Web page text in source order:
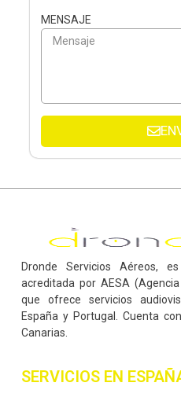
MENSAJE
Dronde Servicios Aéreos,
acreditada por AESA
que ofrece servicios
España y Portugal. Cuenta
Canarias.
SERVICIOS EN